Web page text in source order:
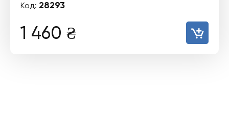
Код: 28293
1 460 ₴